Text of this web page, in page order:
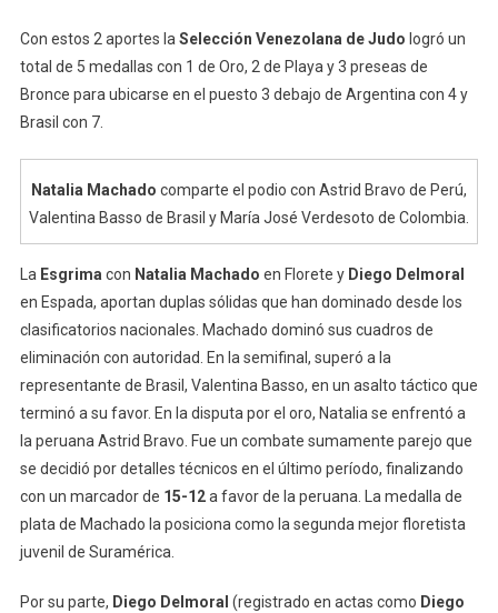
Con estos 2 aportes laSelección Venezolana de Judo logró un
total de 5 medallas con 1 de Oro, 2 de Playa y 3 preseas de
Bronce para ubicarse en el puesto 3 debajo de Argentina con 4 y
Brasil con 7.
Natalia Machado comparte el podio con Astrid Bravo de Perú,
Valentina Basso de Brasil y María José Verdesoto de Colombia.
La Esgrimacon Natalia Machado en Florete y Diego Delmoral
en Espada, aportan duplas sólidas que han dominado desde los
clasificatorios nacionales. Machado dominó sus cuadros de
eliminación con autoridad. En la semifinal, superó a la
representante de Brasil, Valentina Basso, en un asalto táctico que
terminó a su favor. En la disputa por el oro, Natalia se enfrentó a
la peruana Astrid Bravo. Fue un combate sumamente parejo que
se decidió por detalles técnicos en el último período, finalizando
con un marcador de 15-12a favor de la peruana. La medalla de
plata de Machado la posiciona como la segunda mejor floretista
juvenil de Suramérica.
Por su parte, Diego Delmoral (registrado en actas como Diego